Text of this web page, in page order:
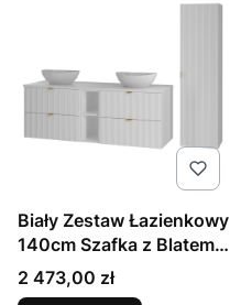
Biały Zestaw Łazienkowy
140cm Szafka z Blatem
Regał Umywalka Słupek
Ryflowane Fronty Arcos
Cena
2 473,00 zł